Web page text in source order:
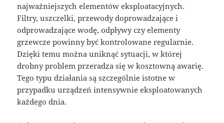
najważniejszych elementów eksploatacyjnych.
Filtry, uszczelki, przewody doprowadzające i
odprowadzające wodę, odpływy czy elementy
grzewcze powinny być kontrolowane regularnie.
Dzięki temu można uniknąć sytuacji, w której
drobny problem przeradza się w kosztowną awarię.
Tego typu działania są szczególnie istotne w
przypadku urządzeń intensywnie eksploatowanych
każdego dnia.